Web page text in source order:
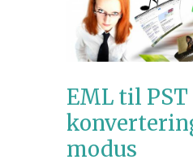
EML til PST
modus